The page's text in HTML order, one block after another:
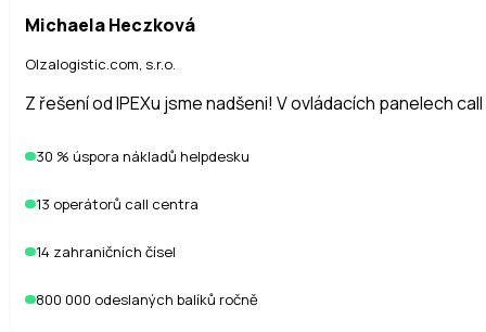
Michaela Heczková
Olzalogistic.com, s.r.o.
Z řešení od IPEXu jsme nadšeni! V ovládacích panelech
30 % úspora nákladů helpdesku
13 operátorů call centra
14 zahraničních čísel
800 000 odeslaných balíků ročně